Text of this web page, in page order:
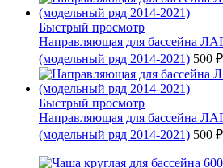
Быстрый просмотр
Направляющая для бассейна
(модельный ряд 2014-2021) 500 ₽
Быстрый просмотр
Направляющая для бассейна
(модельный ряд 2014-2021) 500 ₽